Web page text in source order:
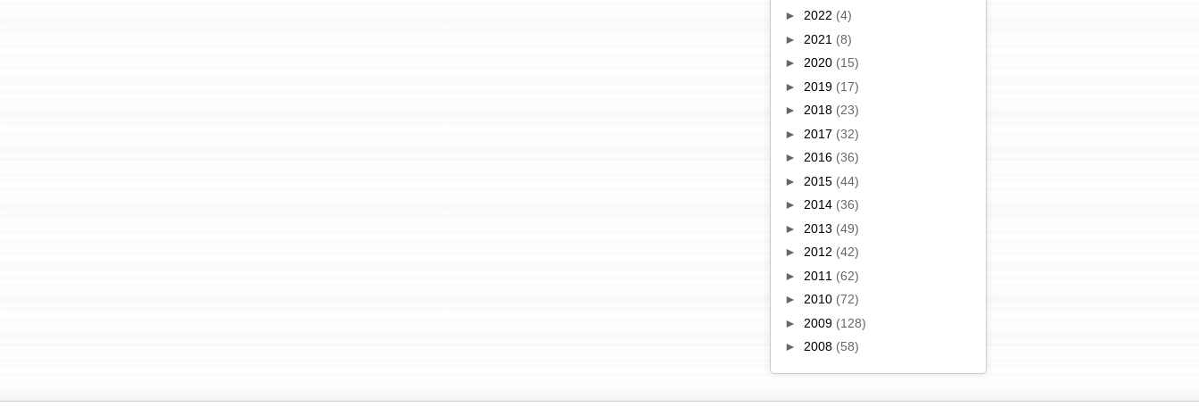
► 2022 (4)
► 2021 (8)
► 2020 (15)
► 2019 (17)
► 2018 (23)
► 2017 (32)
► 2016 (36)
► 2015 (44)
► 2014 (36)
► 2013 (49)
► 2012 (42)
► 2011 (62)
► 2010 (72)
► 2009 (128)
► 2008 (58)